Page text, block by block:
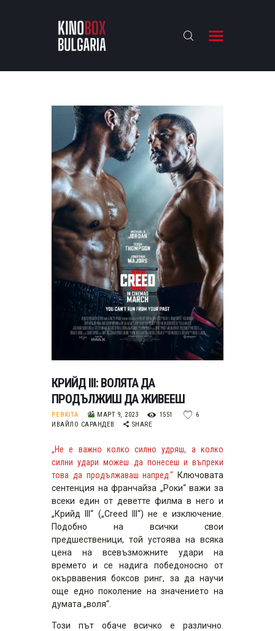
KINOBOX BULGARIA
АНАЛИЗИ
БАХТИ НАГРАДИТЕ
ИНТЕРВЮТА
ЗА НАС
КРИЙД III: ВОЛЯТА ДА
ПРОДЪЛЖИШ ДА ЖИВЕЕШ
РЕВЮТА МАРТ 9, 2023 1551
6
ИВАЙЛО САРАНДЕВ
SHARE
„Не е важно колко силно удряш, а колко
силни удари можеш да понесеш и въпреки
това да продължаваш напред.“ Ключовата
сентенция на франчайза „Роки“ важи за
всеки един от деветте филма в него и
„Крийд III“ („Creed III“) не е изключение.
Подобно на всички свои
предшественици, той устоява на всяка
цена на всевъзможните удари на
времето и се надига победоносно от
окървавения боксов ринг, за да научи
още едно поколение на значението на
думата „воля“.
Този път обаче всичко е различно.